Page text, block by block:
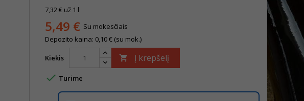
7,32 € už 1 l
5,49 € Su mokesčiais
Depozito kaina: 0,10 € (su mok.)
Kiekis  Į krepšelį
 Turime